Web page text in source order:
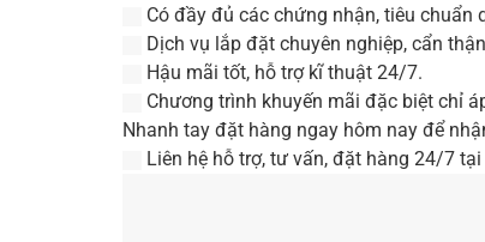
Có đầy đủ các chứng nhận, tiêu chuẩn
Dịch vụ lắp đặt chuyên nghiệp, cẩn
Hậu mãi tốt, hỗ trợ kĩ thuật 24/7.
Chương trình khuyến mãi đặc biệt chỉ
Nhanh tay đặt hàng ngay hôm nay để
Liên hệ hỗ trợ, tư vấn, đặt hàng 24/7 tại